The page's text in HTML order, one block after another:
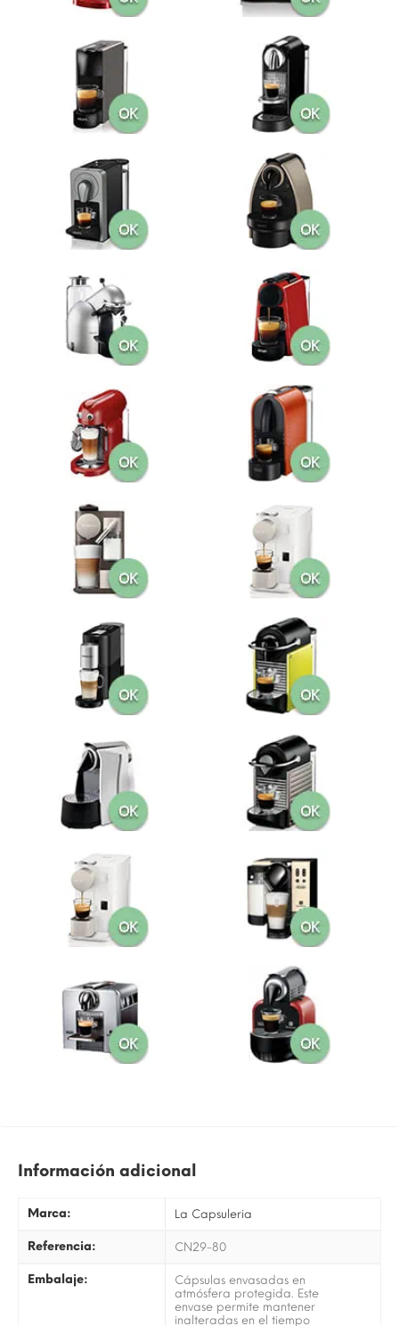
Información adicional
Marca: La Capsuleria
Referencia: CN29-80
Embalaje:
Cápsulas envasadas en
atmósfera protegida. Este
envase permite mantener
inalteradas en el tiempo